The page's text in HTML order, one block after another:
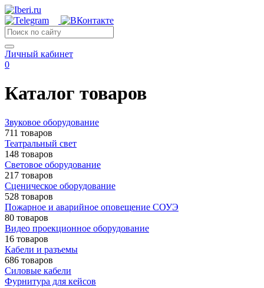
Личный кабинет
0
Каталог товаров
Звуковое оборудование
711 товаров
Театральный свет
148 товаров
Световое оборудование
217 товаров
Сценическое оборудование
528 товаров
Пожарное и аварийное оповещение СОУЭ
80 товаров
Видео проекционное оборудование
16 товаров
Кабели и разъемы
686 товаров
Силовые кабели
Фурнитура для кейсов